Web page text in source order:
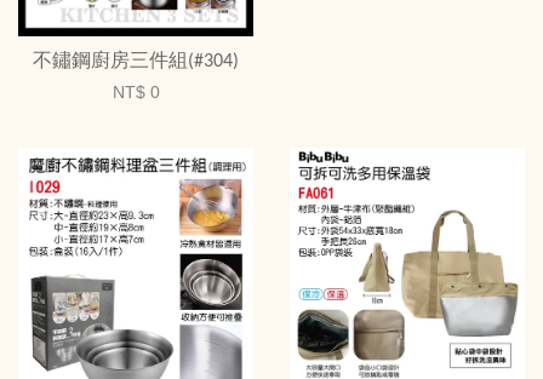
不鏽鋼廚房三件組(#304)
NT$ 0